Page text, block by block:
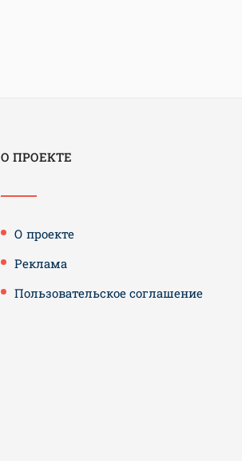
О ПРОЕКТЕ
О проекте
Реклама
Пользовательское соглашение